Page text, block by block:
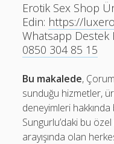
Shorts Abone Arttırma
Threads Beğeni Çoğaltma
Liste
Sayfa Listesi
Shorts Abone Arttırma
Threads Beğeni
Erotik Sex Shop
Edin: https://
Whatsapp Destek
0850 304 85 15
Bu makalede,
sunduğu hizmetler,
deneyimleri
Sungurlu’daki bu
arayışında olan